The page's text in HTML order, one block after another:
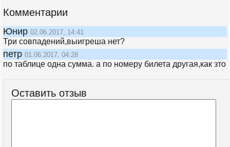
Комментарии
Юнир 02.06.2017, 14:41
Три совпадений,выигреша нет?
петр 01.06.2017, 04:28
по таблице одна сумма. а по номеру билета другая,как зто
Оставить отзыв